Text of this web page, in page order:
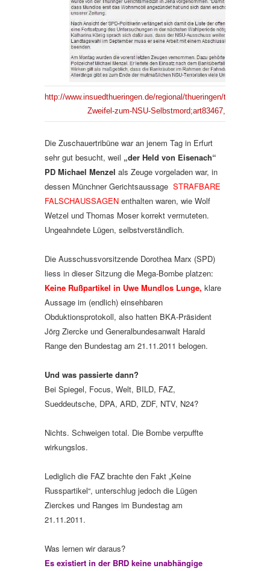
http://www.insuedthueringen.de/regional/thueringen/
Zweifel-zum-NSU-Selbstmord;art83467,3247957
Die Zuschauertribüne war an jenem Tag in Erfurt
sehr gut besucht, weil „der Held von Eisenach“
PD Michael Menzel als Zeuge vorgeladen war, in
dessen Münchner Gerichtsaussage STRAFBARE
FALSCHAUSSAGEN enthalten waren, wie Wolf
Wetzel und Thomas Moser korrekt vermuteten.
Ungeahndete Lügen, selbstverständlich.
Die Ausschussvorsitzende Dorothea Marx (SPD)
liess in dieser Sitzung die Mega-Bombe platzen:
Keine Rußpartikel in Uwe Mundlos Lunge, klare
Aussage im (endlich) einsehbaren
Obduktionsprotokoll, also hatten BKA-Präsident
Jörg Ziercke und Generalbundesanwalt Harald
Range den Bundestag am 21.11.2011 belogen.
Und was passierte dann?
Bei Spiegel, Focus, Welt, BILD, FAZ,
Sueddeutsche, DPA, ARD, ZDF, NTV, N24?
Nichts. Schweigen total. Die Bombe verpuffte
wirkungslos.
Lediglich die FAZ brachte den Fakt „Keine
Russpartikel“, unterschlug jedoch die Lügen
Zierckes und Ranges im Bundestag am
21.11.2011.
Was lernen wir daraus?
Es existiert in der BRD keine unabhängige